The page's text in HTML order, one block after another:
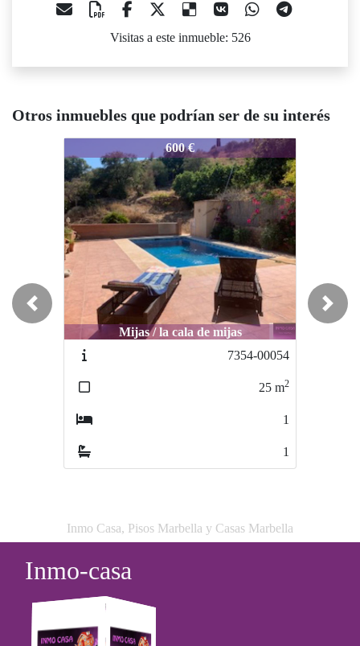
Visitas a este inmueble: 526
Otros inmuebles que podrían ser de su interés
Mijas / la cala de mijas
7354-00054
8316-00778 500 €
Casares / CAMPO
7435-00045
Previous Next
Inmo Casa, Pisos Marbella y Casas Marbella
Inmo-casa